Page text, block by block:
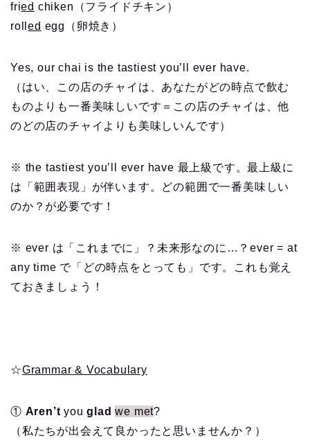
fried chiken（フライドチキン）
rolled egg（卵焼き）
Yes, our chai is the tastiest you’ll ever have.
（はい、この店のチャイは、あなたがどの時点で飲む
ものよりも一番美味しいです＝この店のチャイは、他
のどの店のチャイよりも美味しいんです）
※ the tastiest you’ll ever have 最上級です。最上級に
は「範囲表現」が伴います。どの範囲で一番美味しい
のか？が必要です！
※ ever は「これまでに」？未来形なのに…？ever = at
any time で「どの時点をとっても」です。これも覚え
ておきましょう！
☆Grammar & Vocabulary
① Aren’t youglad we met?
（私たちが出会えて良かったと思いませんか？）